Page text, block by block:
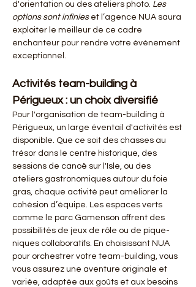
d'orientation ou des ateliers photo. Les
options sont infinies et l’agence NUA saura
exploiter le meilleur de ce cadre
enchanteur pour rendre votre événement
exceptionnel.
Activités team-building à
Périgueux : un choix diversifié
Pour l'organisation de team-building à
Périgueux, un large éventail d'activités est
disponible. Que ce soit des chasses au
trésor dans le centre historique, des
sessions de canoë sur l'Isle, ou des
ateliers gastronomiques autour du foie
gras, chaque activité peut améliorer la
cohésion d’équipe. Les espaces verts
comme le parc Gamenson offrent des
possibilités de jeux de rôle ou de pique-
niques collaboratifs. En choisissant NUA
pour orchestrer votre team-building, vous
vous assurez une aventure originale et
variée, adaptée aux goûts et aux besoins